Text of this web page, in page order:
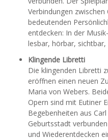
WEBER & TISCHBEIN
WEBER & VOSS HÖREN
SPIELPLAN 2026
WEBER-QUIZ, SPIELE &
Verbindungen
bedeutenden
entdecken: In der
lesbar, hörbar, sichtbar,
Klingende Libretti
Die klingenden Libretti
eröffnen einen neuen
Maria von Webers.
Opern sind mit Eutiner
Begebenheiten aus
Geburtsstadt
und Wiederentdecken